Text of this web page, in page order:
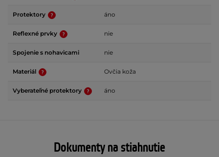
Protektory áno
Reflexné prvky nie
Spojenie s nohavicami nie
Materiál Ovčia koža
Vyberateľné protektory áno
Dokumenty na stiahnutie